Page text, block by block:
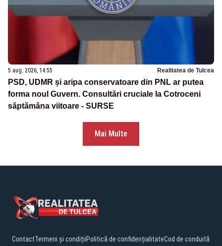
5 aug. 2026, 14:55 Realitatea de Tulcea
PSD, UDMR și aripa conservatoare din PNL ar putea
forma noul Guvern. Consultări cruciale la Cotroceni
săptămâna viitoare - SURSE
Mai Multe
ContactTermeni și condițiiPolitică de confidențialitateCod de conduită